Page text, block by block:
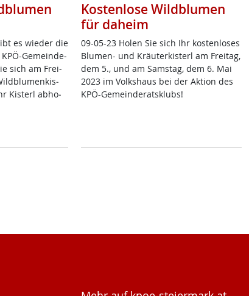
es wie­der die
Ge­mein­de­
sich am Frei­
Kis­terl ab­ho­
Kostenlose Wildblumen
für daheim
09-05-23 Ho­len Sie sich Ihr kos­ten­lo­ses
Blu­men- und Kräu­ter­kis­terl am Frei­tag,
dem 5., und am Sams­tag, dem 6. Mai
2023 im Volks­haus bei der Ak­ti­on des
KPÖ-Ge­mein­de­rats­klubs!